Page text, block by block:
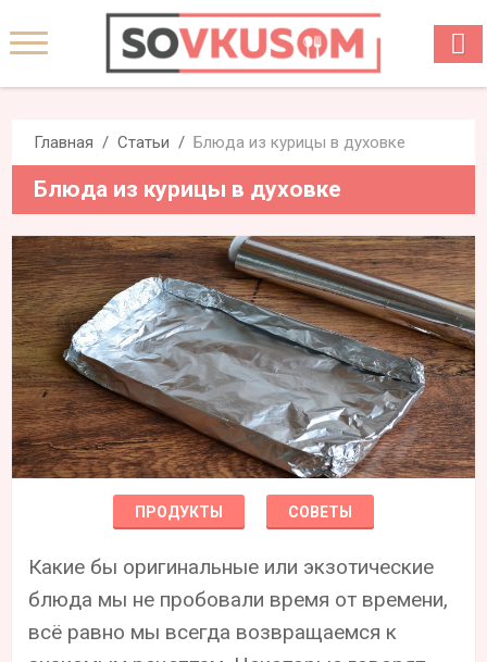
Главная Статьи Блюда из курицы в духовке
Блюда из курицы в духовке
ПРОДУКТЫ СОВЕТЫ
Какие бы оригинальные или экзотические
блюда мы не пробовали время от времени,
всё равно мы всегда возвращаемся к